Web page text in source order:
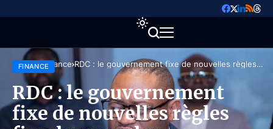
Accueil Finance RDC : le gouvernement fixe de nouvelles règles
fiscales pour les entreprises en devises
FINANCE
RDC : le gouvernement
fixe de nouvelles règles